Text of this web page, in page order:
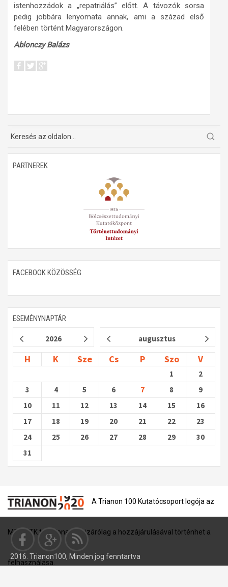
istenhozzádok a „repatriálás” előtt. A távozók sorsa
pedig jobbára lenyomata annak, ami a század első
felében történt Magyarországon.
Ablonczy Balázs
PARTNEREK
FACEBOOK KÖZÖSSÉG
ESEMÉNYNAPTÁR
2026 augusztus
H K Sze Cs P Szo V
1
2
3
4 5 6 7 8
9
10
11 12 13 14 15
16
17
18 19 20 21 22
23
24
25 26 27 28 29
30
31
A Trianon 100 Kutatócsoport logója az
MTA BTK tulajdona, és kizárólag a hozzájárulásával történhet a
felhasználása.
2016. Trianon100, Minden jog fenntartva